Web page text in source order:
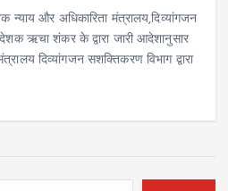
न्याय और अधिकारिता मंत्रालय,दिव्यांगजन
ऋचा शंकर के द्वारा जारी आदेशानुसार
दिव्यांगजन सशक्तिकरण विभाग द्वारा